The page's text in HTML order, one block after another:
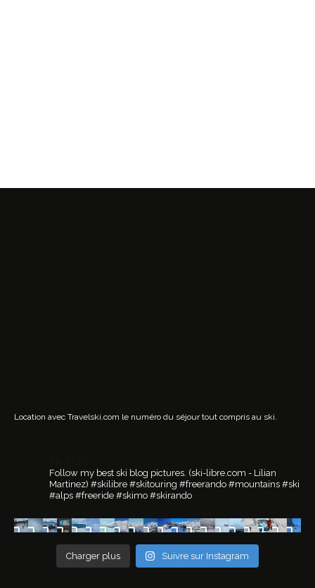
Location avec Travelski.com le numéro du séjour tout compris au ski.
Follow my best ski blog pictures. (ski-libre.com - Lilian
Martinez) #skilibre #skitouring #freerando #mountains #ski
#alps #freeride #skimo #skirando
Charger plus Suivre sur Instagram